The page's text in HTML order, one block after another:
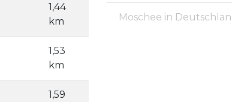
1,44
km
1,53
km
1,59
Moschee in